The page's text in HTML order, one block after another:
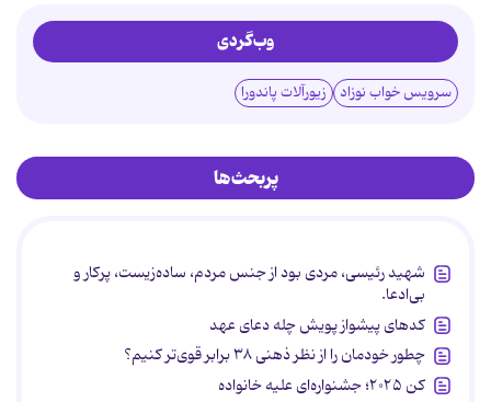
وب‌گردی
سرویس خواب نوزاد زیورآلات پاندورا
پربحث‌ها
شهید رئیسی، مردی بود از جنس مردم، ساده‌زیست، پرکار و
بی‌ادعا.
کدهای پیشواز پویش چله دعای عهد
چطور خودمان را از نظر ذهنی ۳۸ برابر قوی‌تر کنیم؟
کن ۲۰۲۵؛ جشنواره‌ای علیه خانواده